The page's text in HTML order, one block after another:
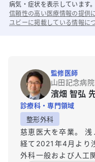
病気・症状を表示しています。
信頼性の高い医療情報の提供
ユビーに掲載している情報に
監修医師
山田記念病
濱畑 智弘
診療科・専門領域
整形外科
慈恵医大を卒業。
経て2021年4月より
外科一般および人工